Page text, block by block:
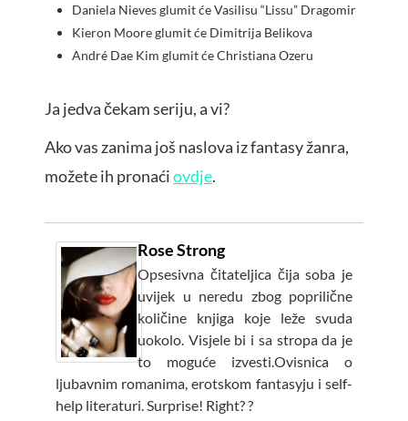
Daniela Nieves glumit će Vasilisu “Lissu” Dragomir
Kieron Moore glumit će Dimitrija Belikova
André Dae Kim glumit će Christiana Ozeru
Ja jedva čekam seriju, a vi?
Ako vas zanima još naslova iz fantasy žanra,
možete ih pronaćiovdje.
Rose Strong
Opsesivna čitateljica čija soba je
uvijek u neredu zbog poprilične
količine knjiga koje leže svuda
uokolo. Visjele bi i sa stropa da je
to moguće izvesti.Ovisnica o
ljubavnim romanima, erotskom fantasyju i self-
help literaturi. Surprise! Right? ?